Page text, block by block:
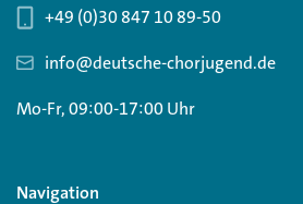
+49 (0)30 847 10 89-50
info@deutsche-chorjugend.de
Mo-Fr, 09:00-17:00 Uhr
Navigation